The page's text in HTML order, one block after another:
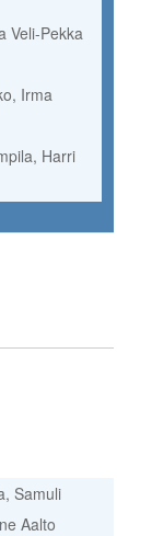
Veli-Pekka
Irma
Harri
Samuli
Aalto